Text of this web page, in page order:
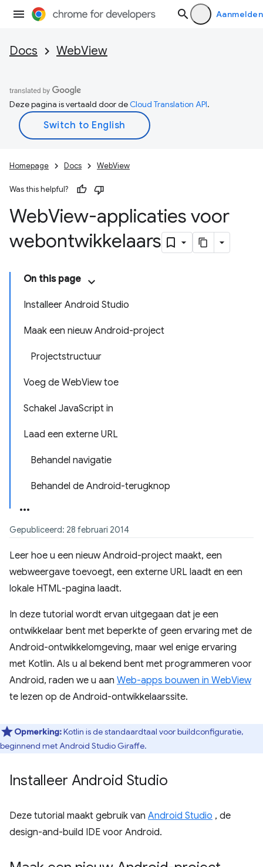
Aanmelden
Docs WebView
Deze pagina is vertaald door deCloud Translation API.
Homepage Docs WebView
Was this helpful?
WebView-applicaties voor
webontwikkelaars
On this page
Installeer Android Studio
Maak een nieuw Android-project
Projectstructuur
Voeg de WebView toe
Schakel JavaScript in
Laad een externe URL
Behandel navigatie
Behandel de Android-terugknop
Gepubliceerd: 28 februari 2014
Leer hoe u een nieuw Android-project maakt, een
webweergave toevoegt, een externe URL laadt en een
lokale HTML-pagina laadt.
In deze tutorial wordt ervan uitgegaan dat je een
ontwikkelaar bent met beperkte of geen ervaring met de
Android-ontwikkelomgeving, maar wel enige ervaring
met Kotlin. Als u al bekend bent met programmeren voor
Android, raden we u aan Web-apps bouwen in WebView
te lezen op de Android-ontwikkelaarssite.
Opmerking:Kotlin is de standaardtaal voor buildconfiguratie,
beginnend met Android Studio Giraffe.
Installeer Android Studio
Deze tutorial maakt gebruik van Android Studio , de
design-and-build IDE voor Android.